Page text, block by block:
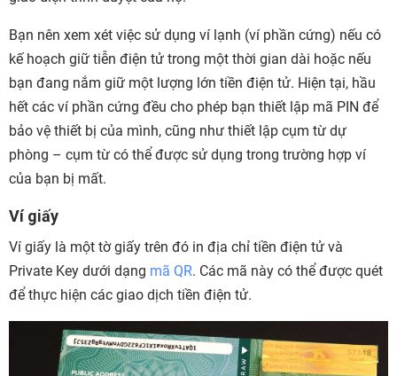
Bạn nên xem xét việc sử dụng ví lạnh (ví phần cứng) nếu có
kế hoạch giữ tiễn điện tử trong một thời gian dài hoặc nếu
bạn đang nắm giữ một lượng lớn tiền điện tử. Hiện tại, hầu
hết các ví phần cứng đều cho phép bạn thiết lập mã PIN để
bảo vệ thiết bị của mình, cũng như thiết lập cụm từ dự
phòng – cụm từ có thể được sử dụng trong trường hợp ví
của bạn bị mất.
Ví giấy
Ví giấy là một tờ giấy trên đó in địa chỉ tiền điện tử và
Private Key dưới dạng mã QR. Các mã này có thể được quét
để thực hiện các giao dịch tiền điện tử.